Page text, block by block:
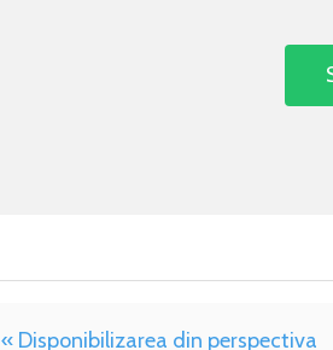
« Disponibilizarea din perspectiva